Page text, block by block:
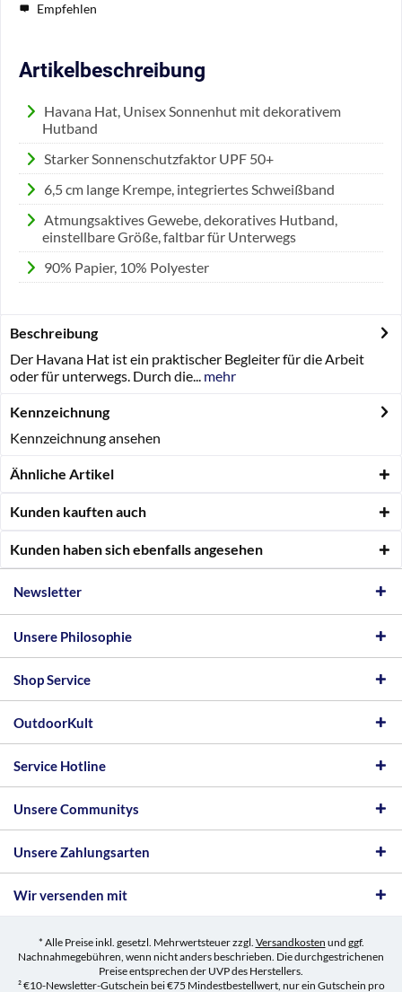
Empfehlen
Artikelbeschreibung
Havana Hat, Unisex Sonnenhut mit dekorativem
Hutband
Starker Sonnenschutzfaktor UPF 50+
6,5 cm lange Krempe, integriertes Schweißband
Atmungsaktives Gewebe, dekoratives Hutband,
einstellbare Größe, faltbar für Unterwegs
90% Papier, 10% Polyester
Beschreibung
Der Havana Hat ist ein praktischer Begleiter für die Arbeit
oder für unterwegs. Durch die... mehr
Kennzeichnung
Kennzeichnung ansehen
Ähnliche Artikel
Kunden kauften auch
Kunden haben sich ebenfalls angesehen
Newsletter
Unsere Philosophie
Shop Service
OutdoorKult
Service Hotline
Unsere Communitys
Unsere Zahlungsarten
Wir versenden mit
* Alle Preise inkl. gesetzl. Mehrwertsteuer zzgl. Versandkosten und ggf.
Nachnahmegebühren, wenn nicht anders beschrieben. Die durchgestrichenen
Preise entsprechen der UVP des Herstellers.
² €10-Newsletter-Gutschein bei €75 Mindestbestellwert, nur ein Gutschein pro